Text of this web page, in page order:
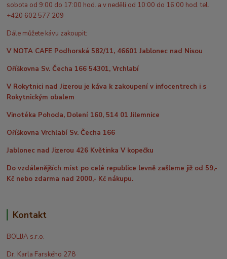
sobota od 9:00 do 17:00 hod. a v neděli od 10:00 do 16:00 hod. tel.
+420 602 577 209
Dále můžete kávu zakoupit:
V NOTA CAFE Podhorská 582/11, 46601 Jablonec nad Nisou
Oříškovna Sv. Čecha 166 54301, Vrchlabí
V Rokytnici nad Jizerou je káva k zakoupení v infocentrech i s
Rokytnickým obalem
Vinotéka Pohoda, Dolení 160, 514 01 Jilemnice
Oříškovna Vrchlabí Sv. Čecha 166
Jablonec nad Jizerou 426 Květinka V kopečku
Do vzdálenějších míst po celé republice levně zašleme již od 59,-
Kč nebo zdarma nad 2000,- Kč nákupu.
Kontakt
BOLIJA s.r.o.
Dr. Karla Farského 278